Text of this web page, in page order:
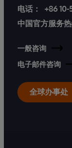
电话：
+86 10-
中国官方服务
一般咨询
电子邮件咨询
全球办事处